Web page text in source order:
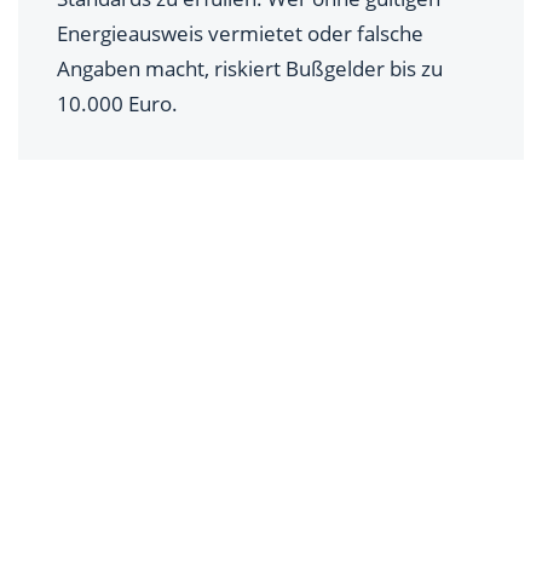
Energieausweis vermietet oder falsche
Angaben macht, riskiert Bußgelder bis zu
10.000 Euro.